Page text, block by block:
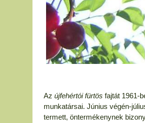
Az újfehértói fürtös fajtát 1961-
munkatársai. Június végén-
termett, öntermékenynek